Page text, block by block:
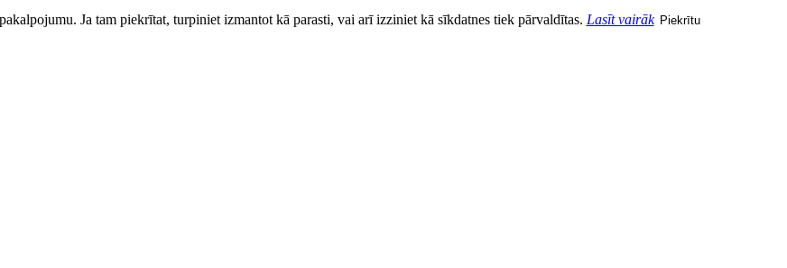
Ja tam piekrītat, turpiniet izmantot kā parasti, vai arī izziniet kā sīkdatnes tiek pārvaldītas. Lasīt vairāk Piekrītu